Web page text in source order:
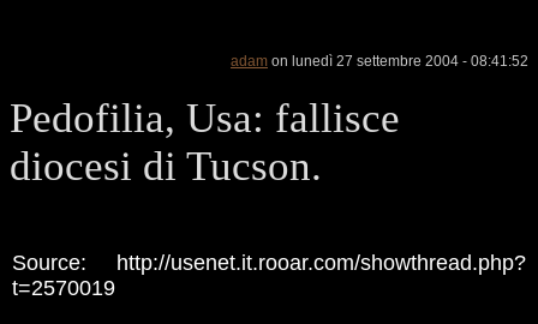
adam on lunedì 27 settembre 2004 - 08:41:52
Pedofilia, Usa: fallisce
diocesi di Tucson.
Source: http://usenet.it.rooar.com/showthread.php?
t=2570019